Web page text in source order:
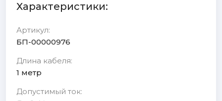
Характеристики:
Артикул:
БП-00000976
Длина кабеля:
1 метр
Допустимый ток: